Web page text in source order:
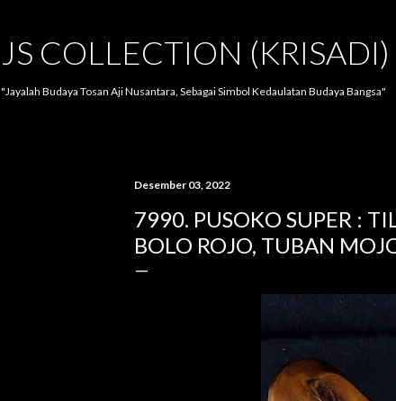
JS COLLECTION (KRISADI)
"Jayalah Budaya Tosan Aji Nusantara, Sebagai Simbol Kedaulatan Budaya Bangsa"
Desember 03, 2022
7990. PUSOKO SUPER :
BOLO ROJO, TUBAN